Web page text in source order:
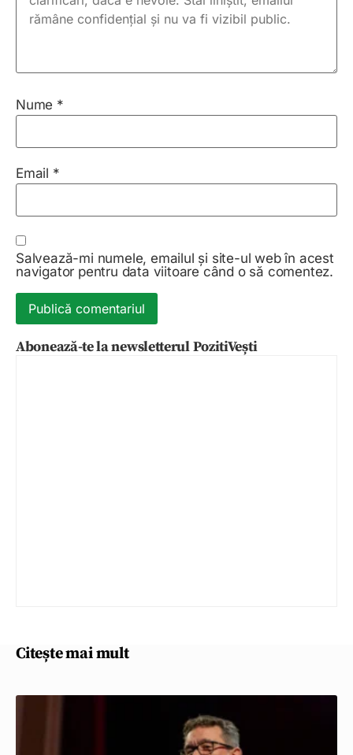
Nume *
Email *
Salvează-mi numele, emailul și site-ul web în acest
navigator pentru data viitoare când o să comentez.
Abonează-te la newsletterul PozitiVești
Citește mai mult